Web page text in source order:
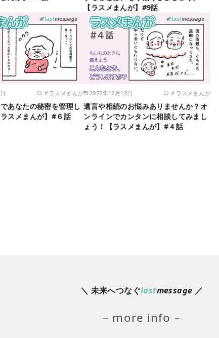
【ラスメまんが】#9話
＃ラスメまんが
あなたの秘密を管理し
スメまんが】#６話
2022年12月12日 ＃ラスメまんが
遺言や相続のお悩みありませんか？オ
ンラインでカンタンに相談してみまし
ょう！【ラスメまんが】#４話
＼ 未来へつなぐlastmessage ／
– more info –